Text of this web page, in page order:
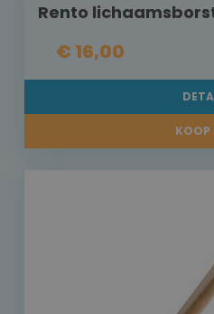
Rento
€ 16,00
KOOP